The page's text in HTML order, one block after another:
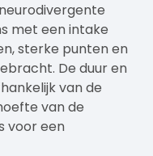
met een intake
sterke punten en
De duur en
van de
van de
voor een